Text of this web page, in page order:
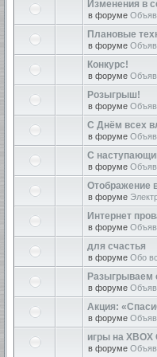
Изменения в
в форуме
Плановые
в форуме
Конкурс!
в форуме
Розыгрыш!
в форуме
С Днём всех
в форуме
С
в форуме
Отображение
в форуме
Интернет
в форуме
для счастья
в форуме Обо
Разыгрываем
в форуме
Акция:
в форуме
игры на XBOX
в форуме